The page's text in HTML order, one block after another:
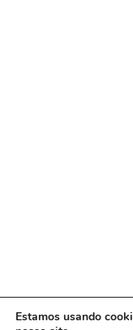
Estamos usando